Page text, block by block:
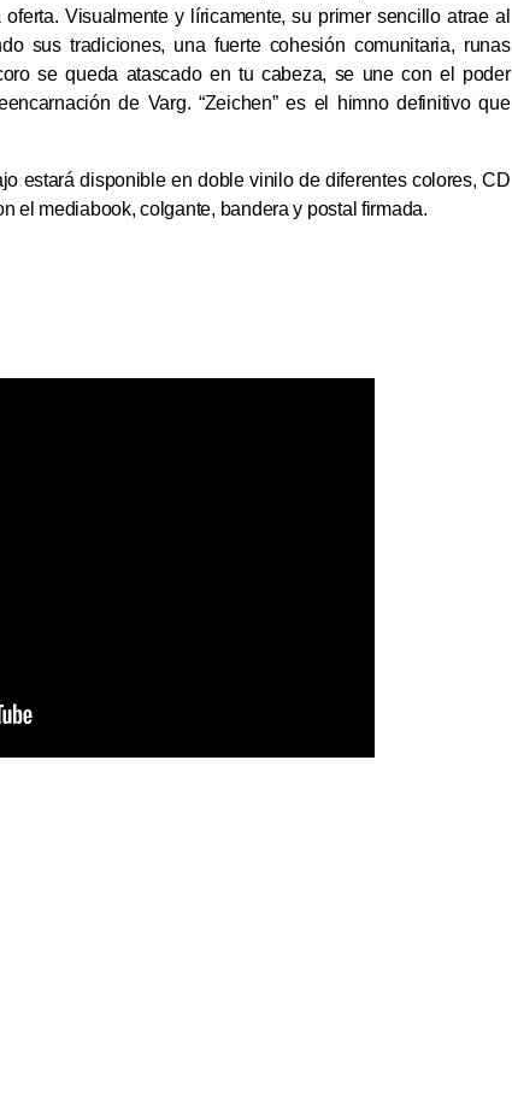
Visualmente y líricamente, su primer sencillo atrae al
sus tradiciones, una fuerte cohesión comunitaria, runas
se queda atascado en tu cabeza, se une con el poder
de Varg. “Zeichen” es el himno definitivo que
estará disponible en doble vinilo de diferentes colores, CD
el mediabook, colgante, bandera y postal firmada.